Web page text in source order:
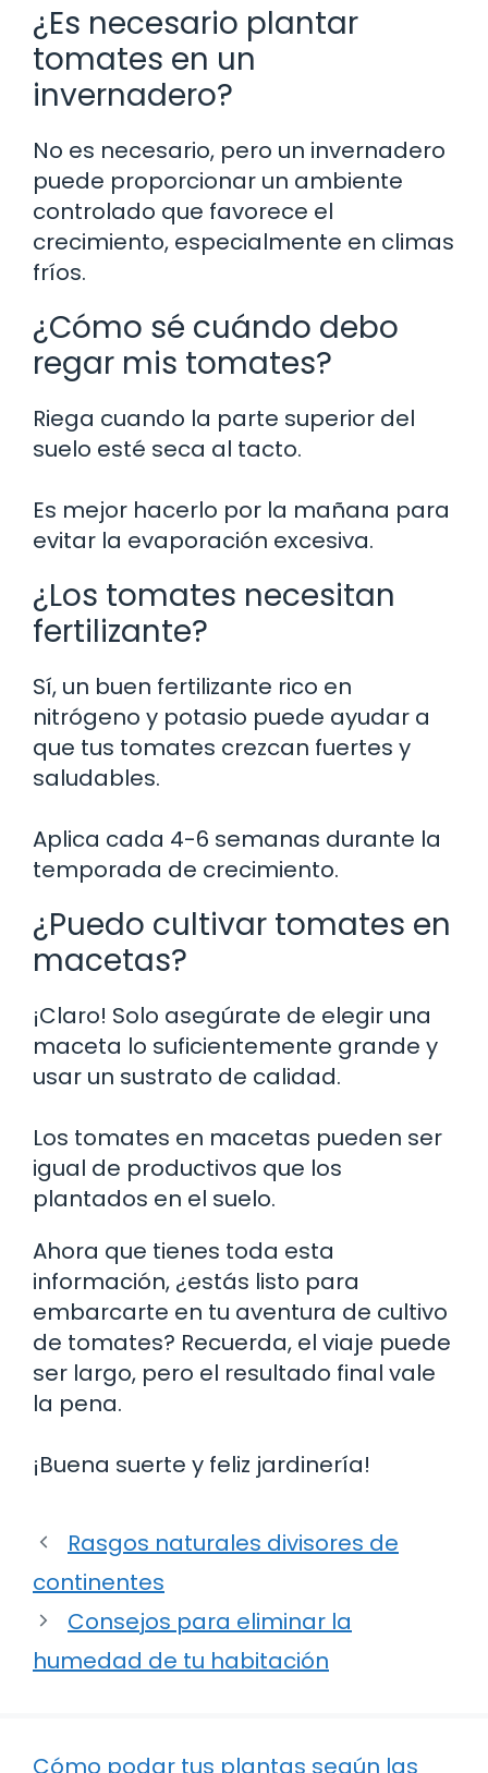
¿Es necesario plantar
tomates en un
invernadero?
No es necesario, pero un invernadero
puede proporcionar un ambiente
controlado que favorece el
crecimiento, especialmente en climas
fríos.
¿Cómo sé cuándo debo
regar mis tomates?
Riega cuando la parte superior del
suelo esté seca al tacto.
Es mejor hacerlo por la mañana para
evitar la evaporación excesiva.
¿Los tomates necesitan
fertilizante?
Sí, un buen fertilizante rico en
nitrógeno y potasio puede ayudar a
que tus tomates crezcan fuertes y
saludables.
Aplica cada 4-6 semanas durante la
temporada de crecimiento.
¿Puedo cultivar tomates en
macetas?
¡Claro! Solo asegúrate de elegir una
maceta lo suficientemente grande y
usar un sustrato de calidad.
Los tomates en macetas pueden ser
igual de productivos que los
plantados en el suelo.
Ahora que tienes toda esta
información, ¿estás listo para
embarcarte en tu aventura de cultivo
de tomates? Recuerda, el viaje puede
ser largo, pero el resultado final vale
la pena.
¡Buena suerte y feliz jardinería!
Rasgos naturales divisores de
continentes
Consejos para eliminar la
humedad de tu habitación
Cómo podar tus plantas según las